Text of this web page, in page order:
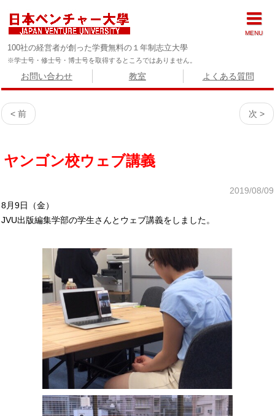
100社の経営者が創った学費無料の１年制志立大學
※学士号・修士号・博士号を取得するところではありません。
お問い合わせ 教室 よくある質問
< 前 次 >
ヤンゴン校ウェブ講義
2019/08/09
8月9日（金）
JVU出版編集学部の学生さんとウェブ講義をしました。
MENU